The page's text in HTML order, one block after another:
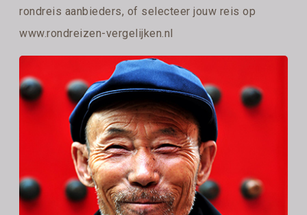
rondreis aanbieders, of selecteer jouw reis op
www.rondreizen-vergelijken.nl